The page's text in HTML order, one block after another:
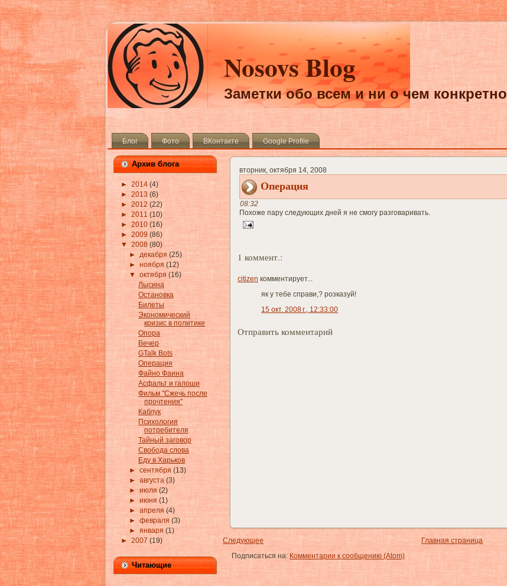
Nosovs Blog
Заметки обо всем и ни о чем конкретно
Блог Фото ВКонтакте Google Profile
Архив блога
► 2014 (4)
► 2013 (6)
► 2012 (22)
► 2011 (10)
► 2010 (16)
► 2009 (86)
▼2008 (80)
►декабря(25)
►ноября(12)
▼октября(16)
Лысина
Остановка
Билеты
Экономический
кризис в политике
Опора
Вечер
GTalk Bots
Операция
Файно Фаина
Асфальт и галоши
Фильм "Сжечь после
прочтения"
Каблук
Психология
потребителя
Тайный заговор
Свобода слова
Еду в Харьков
►сентября(13)
►августа(3)
►июля(2)
►июня(1)
►апреля(4)
►февраля(3)
►января(1)
► 2007 (19)
Читающие
вторник, октября 14, 2008
Операция
08:32
Похоже пару следующих дней я не смогу разговаривать.
1 коммент.:
citizen комментирует...
як у тебе справи,? розказуй!
15 окт. 2008 г., 12:33:00
Отправить комментарий
Следующее
Главная страница
Подписаться на: Комментарии к сообщению (Atom)